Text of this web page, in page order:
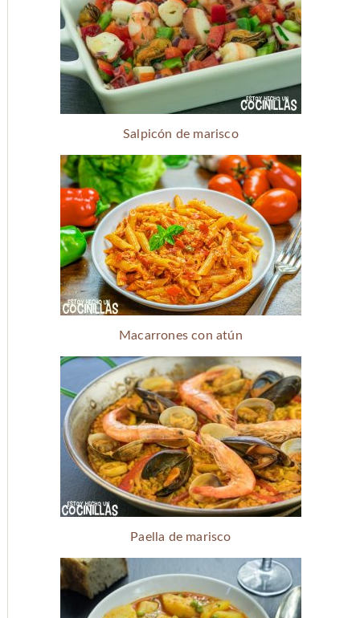
Salpicón de marisco
Macarrones con atún
Paella de marisco